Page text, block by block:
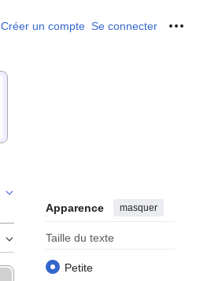
Créer un compte Se connecter Outils
Apparence masquer
Taille du texte
Petite